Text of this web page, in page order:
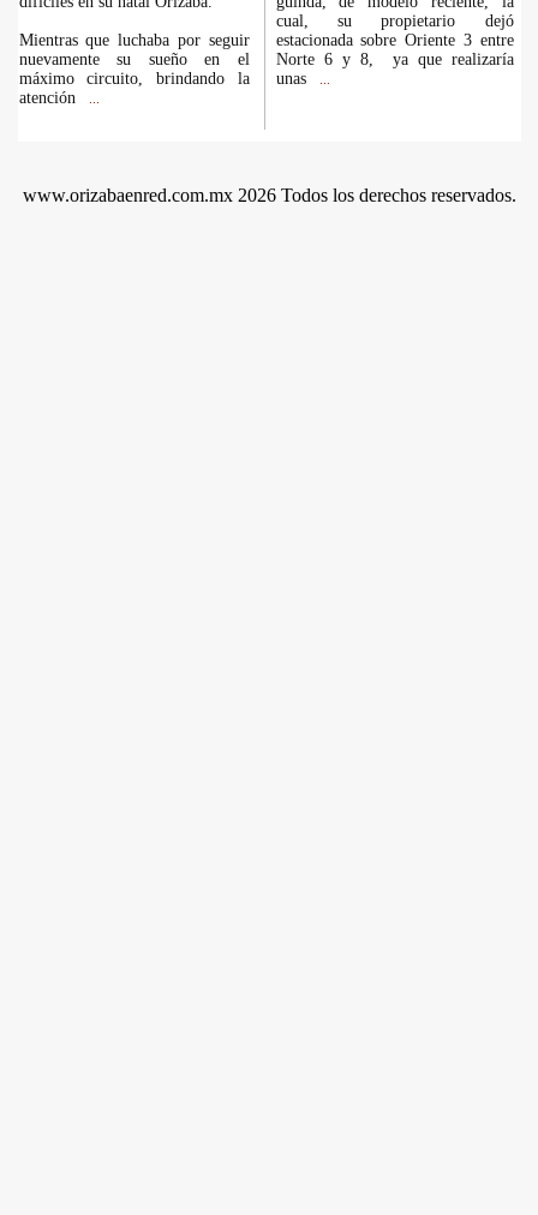
Mientras que luchaba por seguir
nuevamente su sueño en el
máximo circuito, brindando la
atención
cual, su propietario dejó
estacionada sobre Oriente 3 entre
Norte 6 y 8, ya que realizaría
unas
www.orizabaenred.com.mx 2026 Todos los derechos reservados.